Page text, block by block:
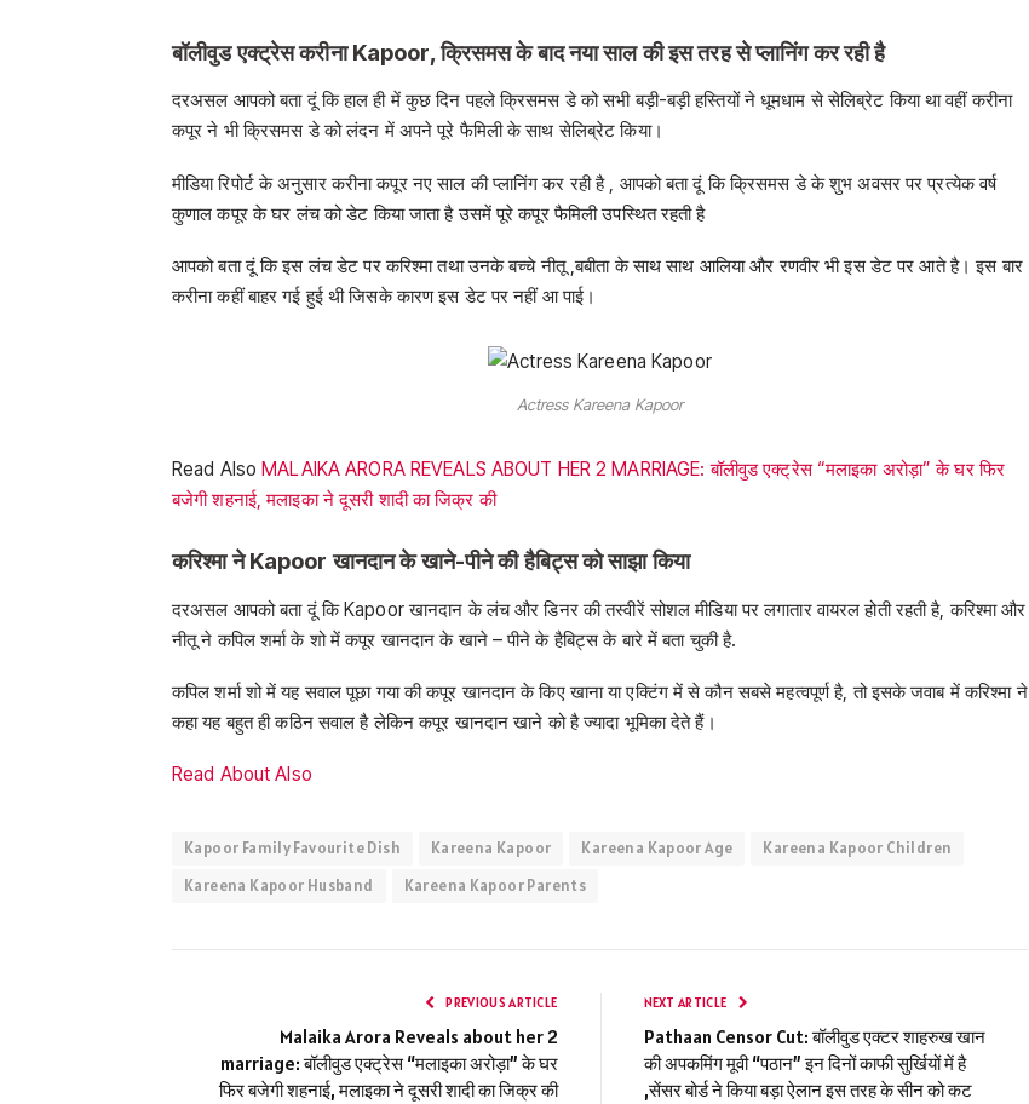
बॉलीवुड एक्ट्रेस करीना Kapoor, क्रिसमस के बाद नया साल की इस तरह से प्लानिंग कर रही है
दरअसल आपको बता दूं कि हाल ही में कुछ दिन पहले क्रिसमस डे को सभी बड़ी-बड़ी हस्तियों ने धूमधाम से सेलिब्रेट किया था वहीं करीना
कपूर ने भी क्रिसमस डे को लंदन में अपने पूरे फैमिली के साथ सेलिब्रेट किया।
मीडिया रिपोर्ट के अनुसार करीना कपूर नए साल की प्लानिंग कर रही है , आपको बता दूं कि क्रिसमस डे के शुभ अवसर पर प्रत्येक वर्ष
कुणाल कपूर के घर लंच को डेट किया जाता है उसमें पूरे कपूर फैमिली उपस्थित रहती है
आपको बता दूं कि इस लंच डेट पर करिश्मा तथा उनके बच्चे नीतू ,बबीता के साथ साथ आलिया और रणवीर भी इस डेट पर आते है। इस बार
करीना कहीं बाहर गई हुई थी जिसके कारण इस डेट पर नहीं आ पाई।
Actress Kareena Kapoor
Read Also MALAIKA ARORA REVEALS ABOUT HER 2 MARRIAGE: बॉलीवुड एक्ट्रेस “मलाइका अरोड़ा” के घर फिर
बजेगी शहनाई, मलाइका ने दूसरी शादी का जिक्र की
करिश्मा ने Kapoor खानदान के खाने-पीने की हैबिट्स को साझा किया
दरअसल आपको बता दूं कि Kapoor खानदान के लंच और डिनर की तस्वीरें सोशल मीडिया पर लगातार वायरल होती रहती है, करिश्मा और
नीतू ने कपिल शर्मा के शो में कपूर खानदान के खाने – पीने के हैबिट्स के बारे में बता चुकी है.
कपिल शर्मा शो में यह सवाल पूछा गया की कपूर खानदान के किए खाना या एक्टिंग में से कौन सबसे महत्वपूर्ण है, तो इसके जवाब में करिश्मा ने
कहा यह बहुत ही कठिन सवाल है लेकिन कपूर खानदान खाने को है ज्यादा भूमिका देते हैं।
Read About Also
Kapoor Family Favourite Dish Kareena Kapoor Kareena Kapoor Age
Kareena Kapoor Children
Kareena Kapoor Husband
Kareena Kapoor Parents
PREVIOUS ARTICLE
Malaika Arora Reveals about her 2
marriage: बॉलीवुड एक्ट्रेस “मलाइका अरोड़ा” के घर
फिर बजेगी शहनाई, मलाइका ने दूसरी शादी का जिक्र की
NEXT ARTICLE
Pathaan Censor Cut: बॉलीवुड एक्टर शाहरुख खान
की अपकमिंग मूवी “पठान” इन दिनों काफी सुर्खियों में है
,सेंसर बोर्ड ने किया बड़ा ऐलान इस तरह के सीन को कट